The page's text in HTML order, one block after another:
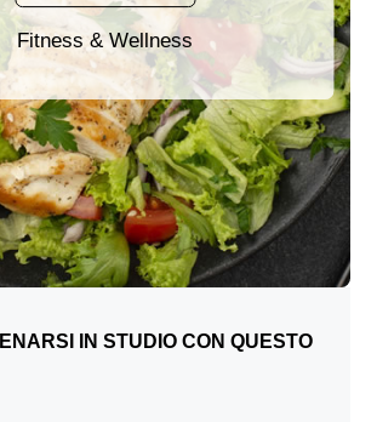
Fitness & Wellness
IN STUDIO CON QUESTO